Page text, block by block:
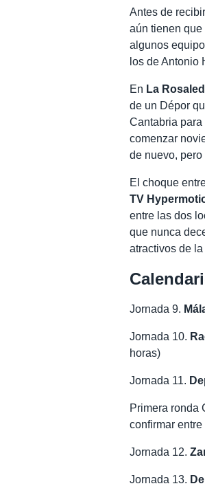
Antes de
aún tienen
algunos
los de Antonio
En La
de un Dépor
Cantabria
comenzar
de nuevo,
El choque
TV
entre las dos
que nunca
atractivos de
Jornada 9.
Jornada 10.
horas)
Jornada 11.
Primera ronda
confirmar
Jornada 12.
Jornada 13.